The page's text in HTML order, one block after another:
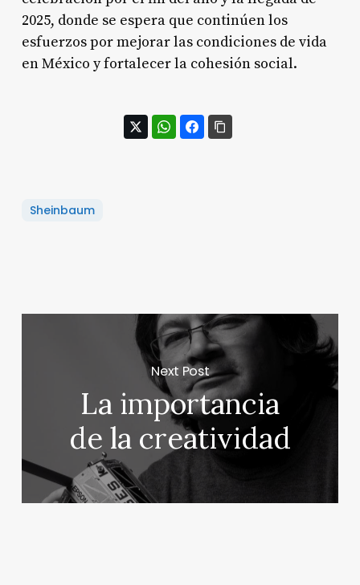
2025, donde se espera que continúen los
esfuerzos por mejorar las condiciones de vida
en México y fortalecer la cohesión social.
Sheinbaum
Next Post
La importancia
de la creatividad